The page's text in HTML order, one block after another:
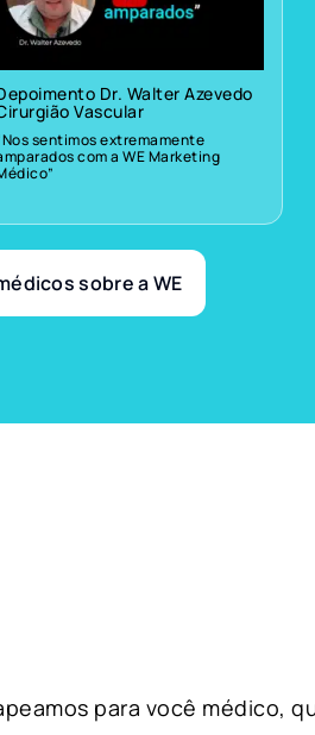
Dr. Walter Azevedo
Vascular
sentimos extremamente
com a WE Marketing
sobre a WE
para você médico,